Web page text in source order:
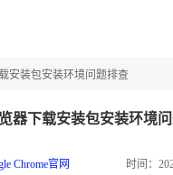
安装包安装环境问题排查
器下载安装包安装环境
Chrome官网 时间：